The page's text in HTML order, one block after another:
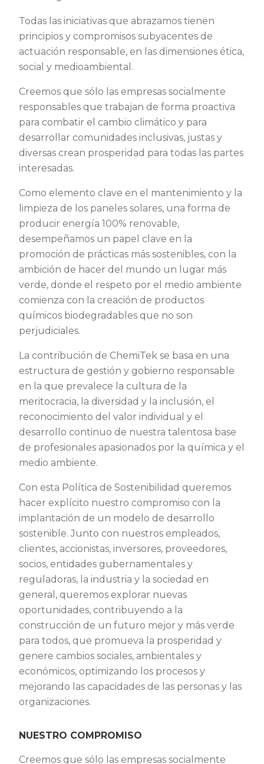
Todas las iniciativas que abrazamos tienen
principios y compromisos subyacentes de
actuación responsable, en las dimensiones ética,
social y medioambiental.
Creemos que sólo las empresas socialmente
responsables que trabajan de forma proactiva
para combatir el cambio climático y para
desarrollar comunidades inclusivas, justas y
diversas crean prosperidad para todas las partes
interesadas.
Como elemento clave en el mantenimiento y la
limpieza de los paneles solares, una forma de
producir energía 100% renovable,
desempeñamos un papel clave en la
promoción de prácticas más sostenibles, con la
ambición de hacer del mundo un lugar más
verde, donde el respeto por el medio ambiente
comienza con la creación de productos
químicos biodegradables que no son
perjudiciales.
La contribución de ChemiTek se basa en una
estructura de gestión y gobierno responsable
en la que prevalece la cultura de la
meritocracia, la diversidad y la inclusión, el
reconocimiento del valor individual y el
desarrollo continuo de nuestra talentosa base
de profesionales apasionados por la química y el
medio ambiente.
Con esta Política de Sostenibilidad queremos
hacer explícito nuestro compromiso con la
implantación de un modelo de desarrollo
sostenible. Junto con nuestros empleados,
clientes, accionistas, inversores, proveedores,
socios, entidades gubernamentales y
reguladoras, la industria y la sociedad en
general, queremos explorar nuevas
oportunidades, contribuyendo a la
construcción de un futuro mejor y más verde
para todos, que promueva la prosperidad y
genere cambios sociales, ambientales y
económicos, optimizando los procesos y
mejorando las capacidades de las personas y las
organizaciones.
NUESTRO COMPROMISO
Creemos que sólo las empresas socialmente